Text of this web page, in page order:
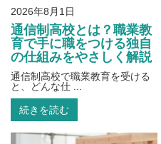
2026年8月1日
通信制高校とは？職業教
育で手に職をつける独自
の仕組みをやさしく解説
通信制高校で職業教育を受ける
と、どんな仕 ...
続きを読む